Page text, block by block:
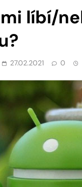
líbí/
27.02.2021 0